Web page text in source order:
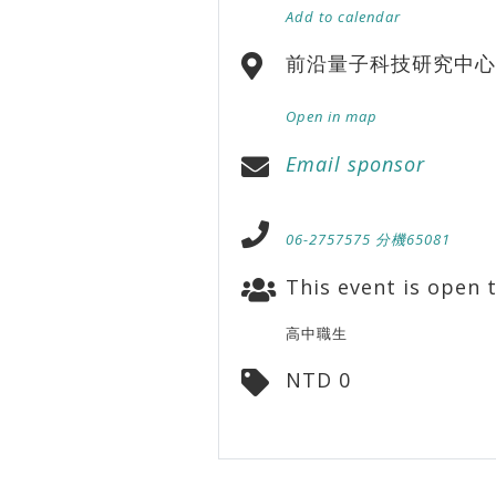
Add to calendar
前沿量子科技研究中心
Open in map
Email sponsor
06-2757575 分機65081
This event is open
高中職生
NTD 0